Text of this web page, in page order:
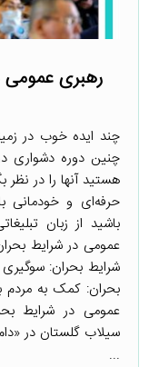
رهبری عمومی
چند ایده خوب در
چنین دوره دشواری
هستید آنها را در
حرفه‌ای و
باشید از زبان
عمومی در شرایط
شرایط بحران:
بحران: کمک به مردم
عمومی در شرایط
سیلاب گلستان در
...